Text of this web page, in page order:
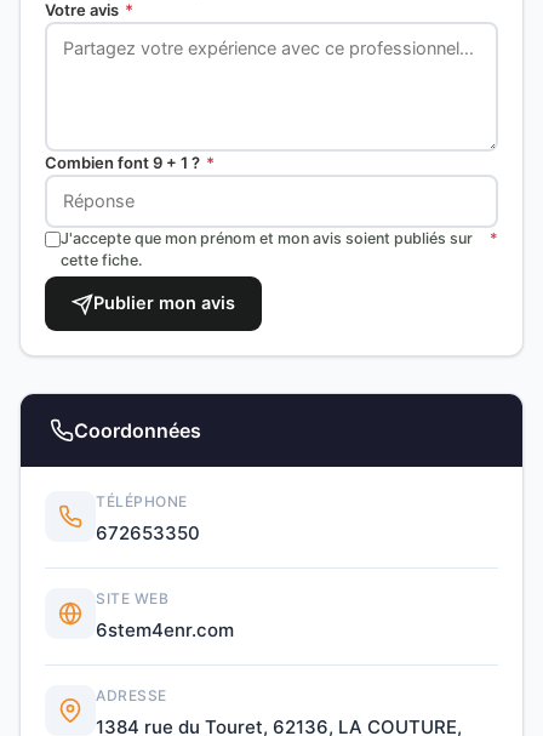
Votre avis *
Combien font 9 + 1 ? *
J'accepte que mon prénom et mon avis soient publiés sur
cette fiche.
*
Publier mon avis
Coordonnées
TÉLÉPHONE
672653350
SITE WEB
6stem4enr.com
ADRESSE
1384 rue du Touret, 62136, LA COUTURE,